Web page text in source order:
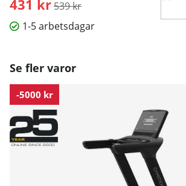
431 kr539 kr
1-5 arbetsdagar
Se fler varor
-5000 kr